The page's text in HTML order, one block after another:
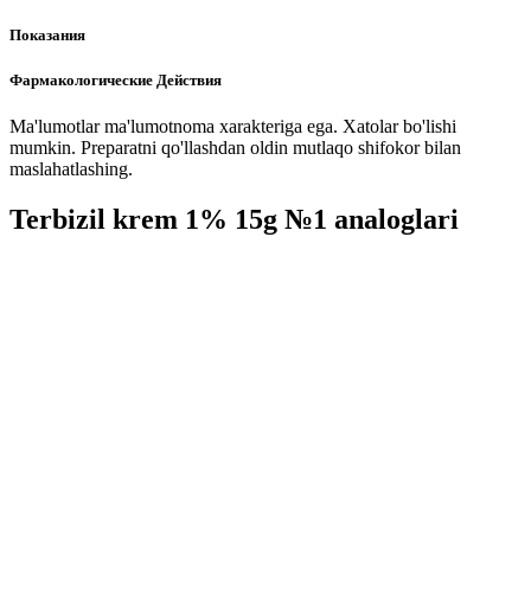
Показания
Фармакологические Действия
Ma'lumotlar ma'lumotnoma xarakteriga ega. Xatolar bo'lishi
mumkin. Preparatni qo'llashdan oldin mutlaqo shifokor bilan
maslahatlashing.
Terbizil krem 1% 15g №1 analoglari